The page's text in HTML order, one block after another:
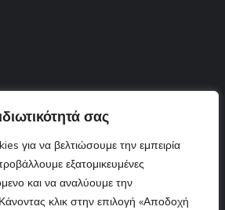
σας
για να βελτιώσουμε την εμπειρία
εξατομικευμένες
και να αναλύουμε την
κλικ στην επιλογή «Αποδοχή